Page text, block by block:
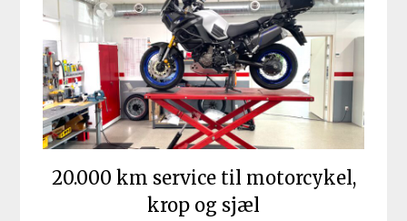
20.000 km service til motorcykel,
krop og sjæl